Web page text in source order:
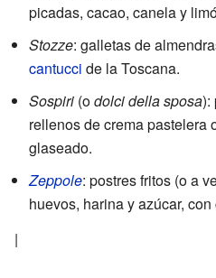
picadas, cacao, canela y
Stozze: galletas de
cantucci de la Toscana.
Sospiri (odolci della sposa):
rellenos de crema pastelera
glaseado.
Zeppole: postres fritos (o a
huevos, harina y azúcar,
|